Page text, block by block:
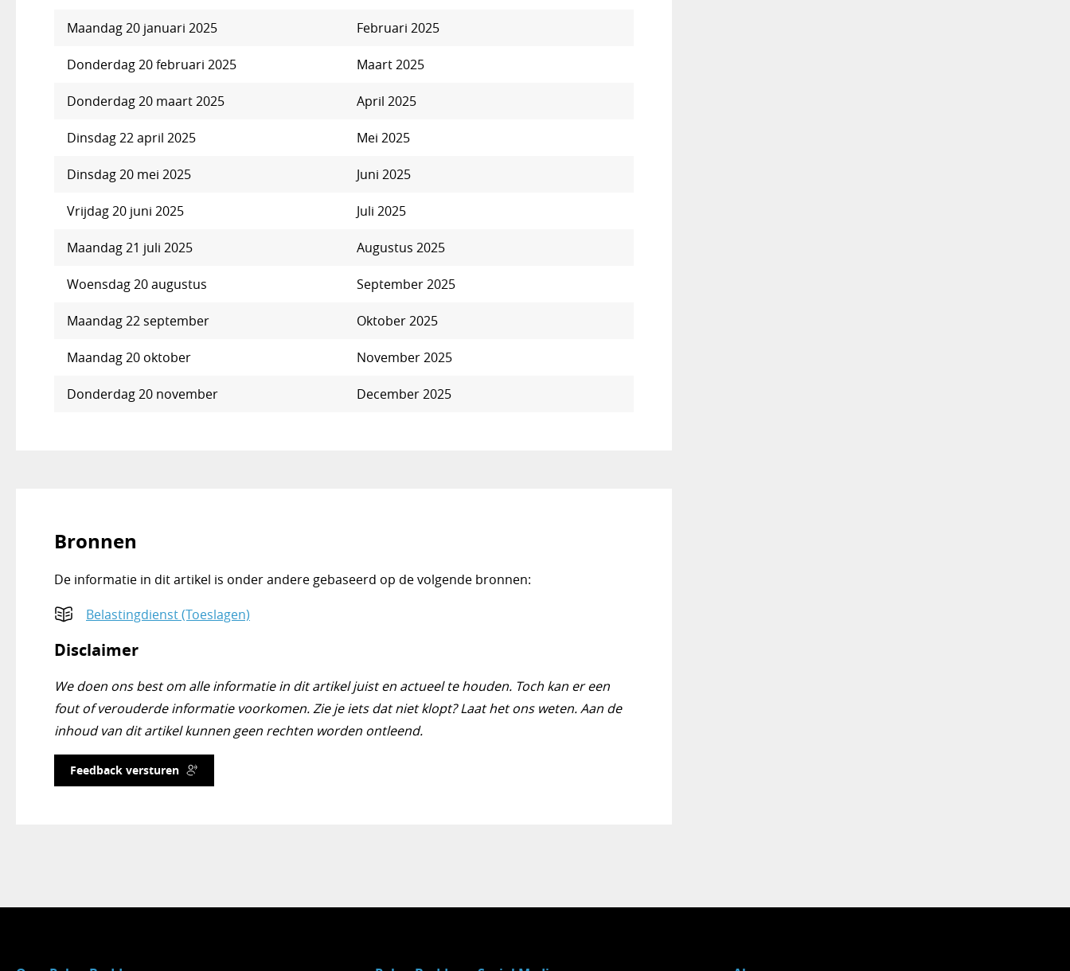
Maandag 20 januari 2025 Februari 2025
Donderdag 20 februari 2025 Maart 2025
Donderdag 20 maart 2025 April 2025
Dinsdag 22 april 2025 Mei 2025
Dinsdag 20 mei 2025 Juni 2025
Vrijdag 20 juni 2025 Juli 2025
Maandag 21 juli 2025 Augustus 2025
Woensdag 20 augustus September 2025
Maandag 22 september Oktober 2025
Maandag 20 oktober November 2025
Donderdag 20 november December 2025
Bronnen
De informatie in dit artikel is onder andere gebaseerd op de volgende bronnen:
Belastingdienst (Toeslagen)
Disclaimer
We doen ons best om alle informatie in dit artikel juist en actueel te houden. Toch kan er een
fout of verouderde informatie voorkomen. Zie je iets dat niet klopt? Laat het ons weten. Aan de
inhoud van dit artikel kunnen geen rechten worden ontleend.
Feedback versturen